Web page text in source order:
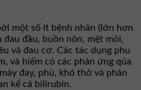
một số ít bệnh nhân (lớn hơn
đau đầu, buồn nôn, mệt mỏi,
và đau cơ. Các tác dụng phu
và hiếm có các phản ứng qúa
đay, phù, khó thở và phản
kể cả bilirubin.